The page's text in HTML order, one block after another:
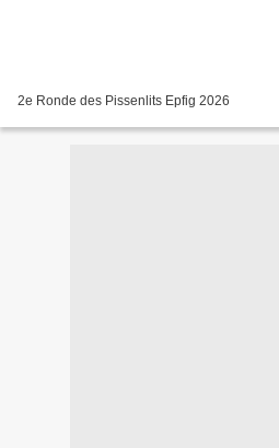
2e Ronde des Pissenlits Epfig 2026